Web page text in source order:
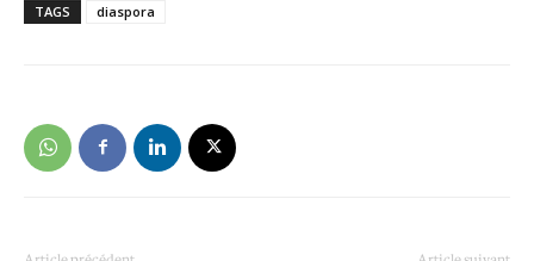
TAGS diaspora